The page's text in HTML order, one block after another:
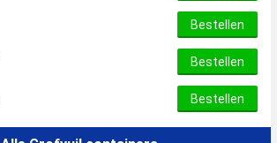
Bestellen
Bestellen
Bestellen